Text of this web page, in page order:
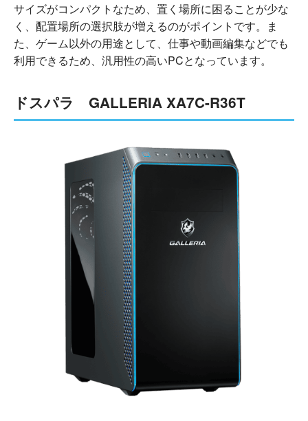
サイズがコンパクトなため、置く場所に困ることが少な
く、配置場所の選択肢が増えるのがポイントです。ま
た、ゲーム以外の用途として、仕事や動画編集などでも
利用できるため、汎用性の高いPCとなっています。
ドスパラ GALLERIA XA7C-R36T